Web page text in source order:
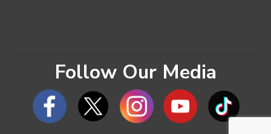
Follow Our Media